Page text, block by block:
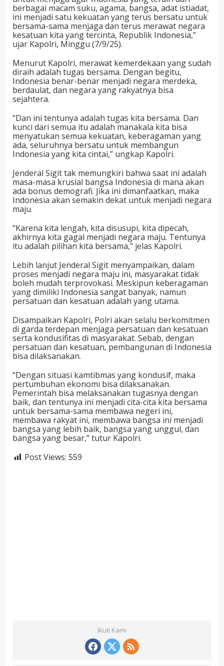
berbagai macam suku, agama, bangsa, adat istiadat,
ini menjadi satu kekuatan yang terus bersatu untuk
bersama-sama menjaga dan terus merawat negara
kesatuan kita yang tercinta, Republik Indonesia,”
ujar Kapolri, Minggu (7/9/25).
Menurut Kapolri, merawat kemerdekaan yang sudah
diraih adalah tugas bersama. Dengan begitu,
Indonesia benar-benar menjadi negara merdeka,
berdaulat, dan negara yang rakyatnya bisa
sejahtera.
“Dan ini tentunya adalah tugas kita bersama. Dan
kunci dari semua itu adalah manakala kita bisa
menyatukan semua kekuatan, keberagaman yang
ada, seluruhnya bersatu untuk membangun
Indonesia yang kita cintai,” ungkap Kapolri.
Jenderal Sigit tak memungkiri bahwa saat ini adalah
masa-masa krusial bangsa Indonesia di mana akan
ada bonus demografi. Jika ini dimanfaatkan, maka
Indonesia akan semakin dekat untuk menjadi negara
maju.
“Karena kita lengah, kita disusupi, kita dipecah,
akhirnya kita gagal menjadi negara maju. Tentunya
itu adalah pilihan kita bersama,” jelas Kapolri.
Lebih lanjut Jenderal Sigit menyampaikan, dalam
proses menjadi negara maju ini, masyarakat tidak
boleh mudah terprovokasi. Meskipun keberagaman
yang dimiliki Indonesia sangat banyak, namun
persatuan dan kesatuan adalah yang utama.
Disampaikan Kapolri, Polri akan selalu berkomitmen
di garda terdepan menjaga persatuan dan kesatuan
serta kondusifitas di masyarakat. Sebab, dengan
persatuan dan kesatuan, pembangunan di Indonesia
bisa dilaksanakan.
“Dengan situasi kamtibmas yang kondusif, maka
pertumbuhan ekonomi bisa dilaksanakan.
Pemerintah bisa melaksanakan tugasnya dengan
baik, dan tentunya ini menjadi cita-cita kita bersama
untuk bersama-sama membawa negeri ini,
membawa rakyat ini, membawa bangsa ini menjadi
bangsa yang lebih baik, bangsa yang unggul, dan
bangsa yang besar,” tutur Kapolri.
Post Views: 559
Ikuti Kami